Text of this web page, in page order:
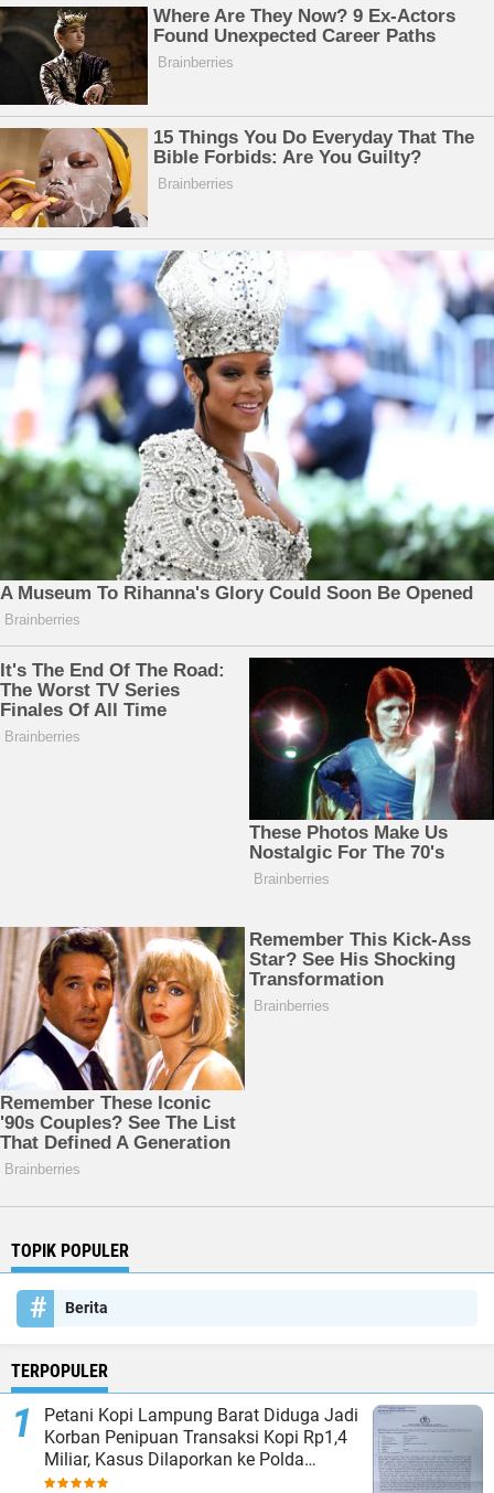
TOPIK POPULER
Berita
TERPOPULER
Petani Kopi Lampung Barat Diduga Jadi
Korban Penipuan Transaksi Kopi Rp1,4
Miliar, Kasus Dilaporkan ke Polda
Lampung